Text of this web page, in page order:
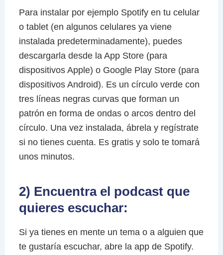
Para instalar por ejemplo Spotify en tu celular
o tablet (en algunos celulares ya viene
instalada predeterminadamente), puedes
descargarla desde la App Store (para
dispositivos Apple) o Google Play Store (para
dispositivos Android). Es un círculo verde con
tres líneas negras curvas que forman un
patrón en forma de ondas o arcos dentro del
círculo. Una vez instalada, ábrela y regístrate
si no tienes cuenta. Es gratis y solo te tomará
unos minutos.
2) Encuentra el podcast que
quieres escuchar:
Si ya tienes en mente un tema o a alguien que
te gustaría escuchar, abre la app de Spotify.